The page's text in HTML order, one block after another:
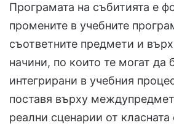
Програмата на събитията е
промените в учебните
съответните предмети и
начини, по които те могат да
интегрирани в учебния
поставя върху
реални сценарии от